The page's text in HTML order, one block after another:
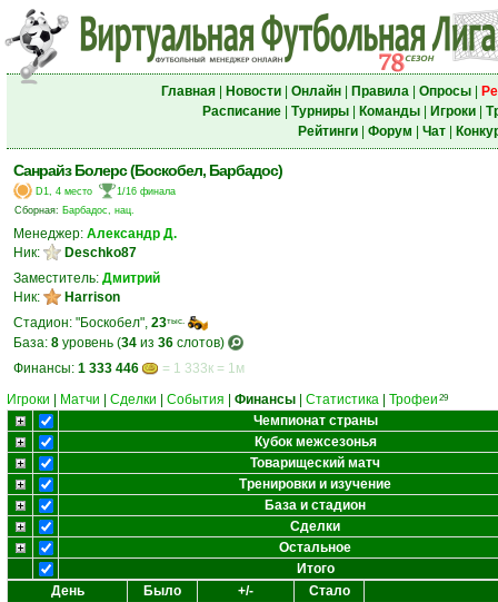
Главная| Новости| Онлайн| Правила| Опросы|
Расписание| Турниры| Команды| Игроки|
Рейтинги| Форум Чат|
Санрайз Болерс (Боскобел, Барбадос)
D1, 4 место
1/16 финала
Сборная: Барбадос, нац.
Менеджер: Александр Д.
Ник:
Deschko87
Заместитель: Дмитрий
Ник:
Harrison
Стадион: "Боскобел", 23тыс.
База: 8 уровень (34 из 36 слотов)
Финансы: 1 333 446
= 1 333к = 1м
Игроки
Матчи Сделки События Финансы Статистика Трофеи 29
Чемпионат страны
Кубок межсезонья
Товарищеский матч
Тренировки и изучение
База и стадион
Сделки
Остальное
Итого
День
Было +/- Стало